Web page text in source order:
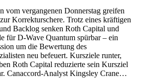
vom vergangenen Donnerstag greifen
Korrekturschere. Trotz eines kräftigen
Backlog senken Roth Capital und
für D-Wave Quantum spürbar – ein
um die Bewertung des
neu befeuert. Kursziele runter,
Roth Capital reduzierte sein Kursziel
Canaccord-Analyst Kingsley Crane…